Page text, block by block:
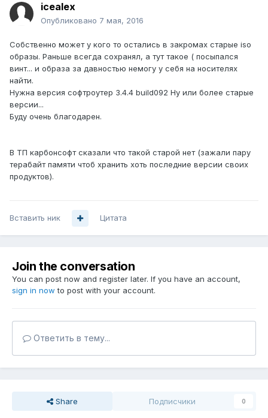
icealex
Опубликовано 7 мая, 2016
Собственно может у кого то остались в закромах старые iso
образы. Раньше всегда сохранял, а тут такое ( посыпался
винт... и образа за давностью немогу у себя на носителях
найти.
Нужна версия софтроутер 3.4.4 build092 Ну или более старые
версии...
Буду очень благодарен.
В ТП карбонсофт сказали что такой старой нет (зажали пару
терабайт памяти чтоб хранить хоть последние версии своих
продуктов).
Вставить ник Цитата
Join the conversation
You can post now and register later. If you have an account,
sign in now to post with your account.
Ответить в тему...
Share Подписчики 0